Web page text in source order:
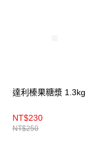
達利榛果糖漿 1.3kg
NT$230
NT$250